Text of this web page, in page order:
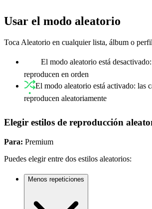
Usar el modo aleatorio
Toca Aleatorio en cualquier lista, álbum o
El modo aleatorio está
reproducen en orden
El modo aleatorio está activado: las
reproducen aleatoriamente
Elegir estilos de reproducción
Para: Premium
Puedes elegir entre dos estilos aleatorios:
Menos repeticiones